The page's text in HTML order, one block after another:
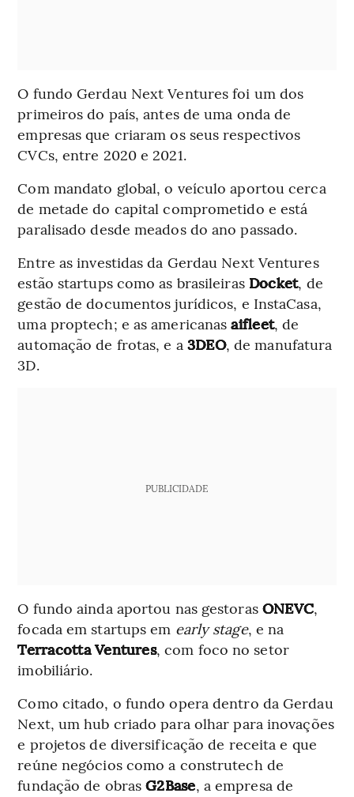
O fundo Gerdau Next Ventures foi um dos
primeiros do país, antes de uma onda de
empresas que criaram os seus respectivos
CVCs, entre 2020 e 2021.
Com mandato global, o veículo aportou cerca
de metade do capital comprometido e está
paralisado desde meados do ano passado.
Entre as investidas da Gerdau Next Ventures
estão startups como as brasileiras Docket, de
gestão de documentos jurídicos, e InstaCasa,
uma proptech; e as americanasaifleet, de
automação de frotas, e a 3DEO, de manufatura
3D.
PUBLICIDADE
O fundo ainda aportou nas gestoras ONEVC,
focada em startups em early stage, e na
Terracotta Ventures, com foco no setor
imobiliário.
Como citado, o fundo opera dentro da Gerdau
Next, um hub criado para olhar para inovações
e projetos de diversificação de receita e que
reúne negócios como a construtech de
fundação de obrasG2Base, a empresa de